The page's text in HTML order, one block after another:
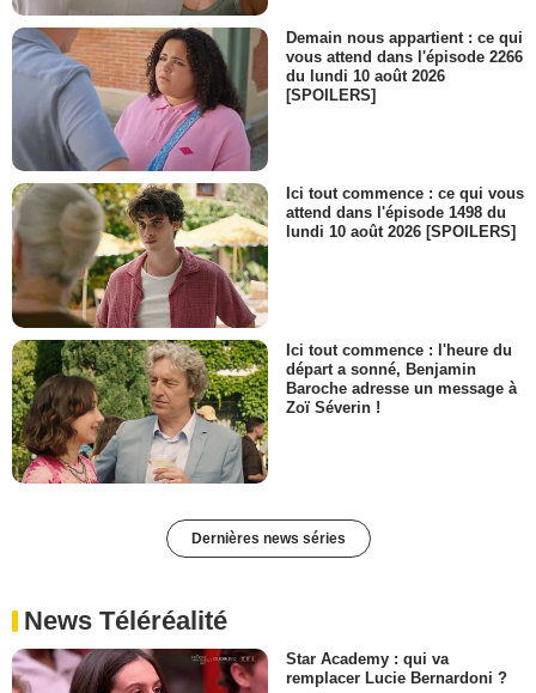
Demain nous appartient : ce qui
vous attend dans l'épisode 2266
du lundi 10 août 2026
[SPOILERS]
Ici tout commence : ce qui vous
attend dans l'épisode 1498 du
lundi 10 août 2026 [SPOILERS]
Ici tout commence : l'heure du
départ a sonné, Benjamin
Baroche adresse un message à
Zoï Séverin !
Dernières news séries
News Téléréalité
Star Academy : qui va
remplacer Lucie Bernardoni ?